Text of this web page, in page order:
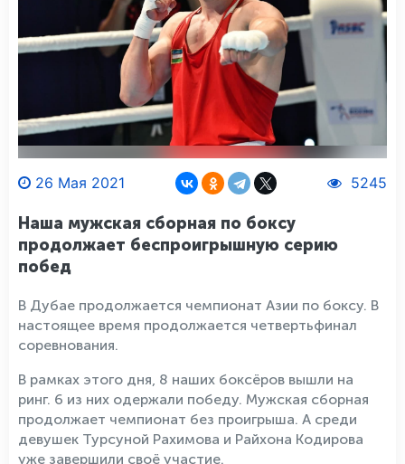
26 Мая 2021 5245
Наша мужская сборная по боксу
продолжает беспроигрышную серию
побед
В Дубае продолжается чемпионат Азии по боксу. В
настоящее время продолжается четвертьфинал
соревнования.
В рамках этого дня, 8 наших боксёров вышли на
ринг. 6 из них одержали победу. Мужская сборная
продолжает чемпионат без проигрыша. А среди
девушек Турсуной Рахимова и Райхона Кодирова
уже завершили своё участие.